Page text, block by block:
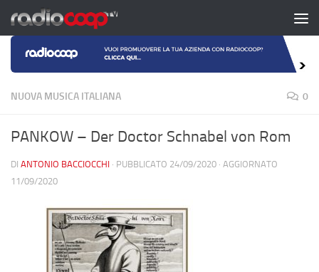
Salta al contenuto
NUOVA MUSICA ITALIANA 0
PANKOW – Der Doctor Schnabel von Rom
DI ANTONIO BACCIOCCHI · PUBBLICATO 24/09/2020 · AGGIORNATO
11/09/2020